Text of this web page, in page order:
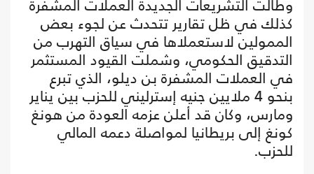
وطالت التشريعات الجديدة العملات المشفرة
كذلك في ظل تقارير تتحدث عن لجوء بعض
الممولين لاستعملاها في سياق التهرب من
التدقيق الحكومي، وشملت القيود المستثمر
في العملات المشفرة بن ديلو، الذي تبرع
بنحو 4 ملايين جنيه إسترليني للحزب بين يناير
ومارس، وكان قد أعلن عزمه العودة من هونغ
كونغ إلى بريطانيا لمواصلة دعمه المالي
للحزب.